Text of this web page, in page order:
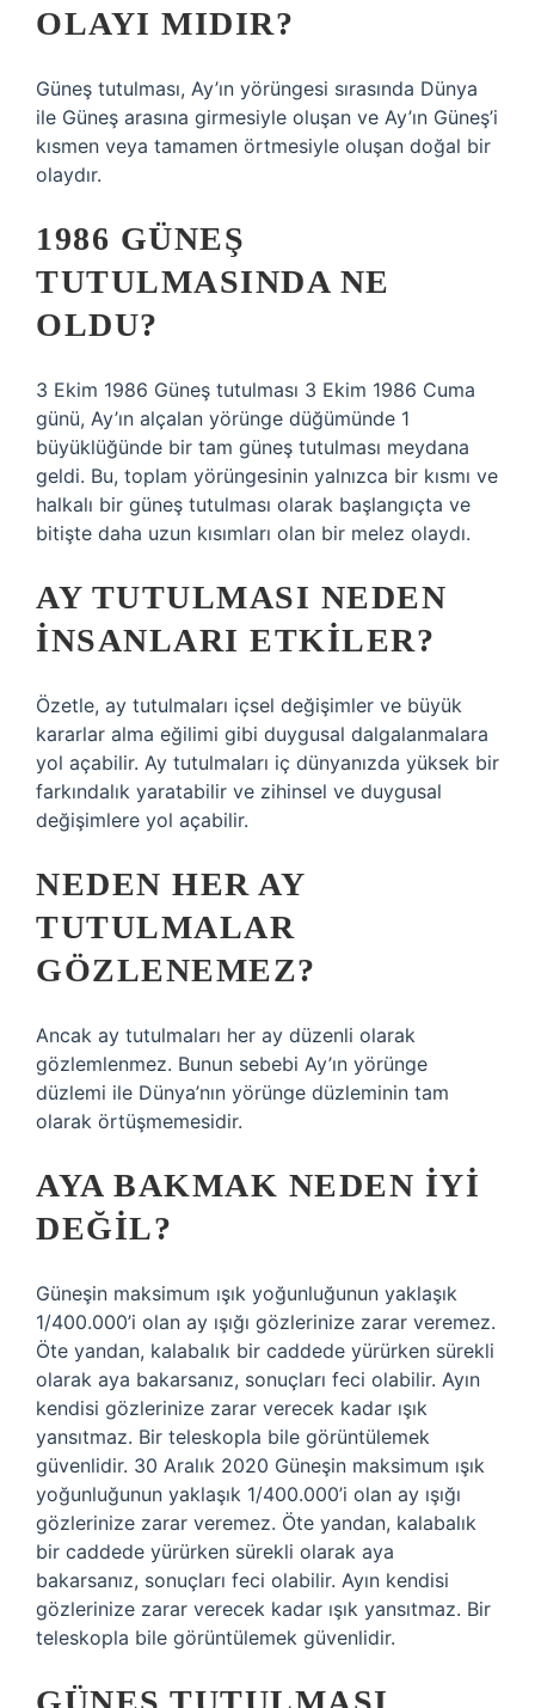
OLAYI MIDIR?
Güneş tutulması, Ay’ın yörüngesi sırasında Dünya
ile Güneş arasına girmesiyle oluşan ve Ay’ın Güneş’i
kısmen veya tamamen örtmesiyle oluşan doğal bir
olaydır.
1986 GÜNEŞ
TUTULMASINDA NE
OLDU?
3 Ekim 1986 Güneş tutulması 3 Ekim 1986 Cuma
günü, Ay’ın alçalan yörünge düğümünde 1
büyüklüğünde bir tam güneş tutulması meydana
geldi. Bu, toplam yörüngesinin yalnızca bir kısmı ve
halkalı bir güneş tutulması olarak başlangıçta ve
bitişte daha uzun kısımları olan bir melez olaydı.
AY TUTULMASI NEDEN
INSANLARI ETKILER?
Özetle, ay tutulmaları içsel değişimler ve büyük
kararlar alma eğilimi gibi duygusal dalgalanmalara
yol açabilir. Ay tutulmaları iç dünyanızda yüksek bir
farkındalık yaratabilir ve zihinsel ve duygusal
değişimlere yol açabilir.
NEDEN HER AY
TUTULMALAR
GÖZLENEMEZ?
Ancak ay tutulmaları her ay düzenli olarak
gözlemlenmez. Bunun sebebi Ay’ın yörünge
düzlemi ile Dünya’nın yörünge düzleminin tam
olarak örtüşmemesidir.
AYA BAKMAK NEDEN IYI
DEĞIL?
Güneşin maksimum ışık yoğunluğunun yaklaşık
1/400.000’i olan ay ışığı gözlerinize zarar veremez.
Öte yandan, kalabalık bir caddede yürürken sürekli
olarak aya bakarsanız, sonuçları feci olabilir. Ayın
kendisi gözlerinize zarar verecek kadar ışık
yansıtmaz. Bir teleskopla bile görüntülemek
güvenlidir. 30 Aralık 2020 Güneşin maksimum ışık
yoğunluğunun yaklaşık 1/400.000’i olan ay ışığı
gözlerinize zarar veremez. Öte yandan, kalabalık
bir caddede yürürken sürekli olarak aya
bakarsanız, sonuçları feci olabilir. Ayın kendisi
gözlerinize zarar verecek kadar ışık yansıtmaz. Bir
teleskopla bile görüntülemek güvenlidir.